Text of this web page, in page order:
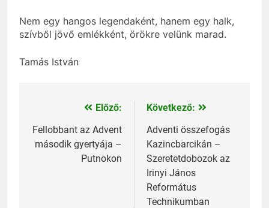
Nem egy hangos legendaként, hanem egy halk,
szívből jövő emlékként, örökre velünk marad.
Tamás István
Bejegyzés
navigáció
Előző:
Fellobbant az Advent
második gyertyája –
Putnokon
Következő:
Adventi összefogás
Kazincbarcikán –
Szeretetdobozok az
Irinyi János
Református
Technikumban